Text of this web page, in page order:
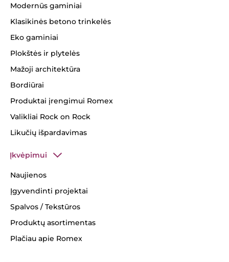
Modernūs gaminiai
Klasikinės betono trinkelės
Eko gaminiai
Plokštės ir plytelės
Mažoji architektūra
Bordiūrai
Produktai įrengimui Romex
Valikliai Rock on Rock
Likučių išpardavimas
Įkvėpimui
Naujienos
Įgyvendinti projektai
Spalvos / Tekstūros
Produktų asortimentas
Plačiau apie Romex